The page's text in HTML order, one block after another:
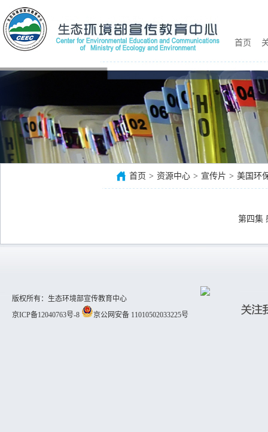
首页
首页 > 资源中心 > 宣传片 > 美国环
第四集
版权所有：生态环境部宣传教育中心
京ICP备12040763号-8
京公网安备 11010502033225号